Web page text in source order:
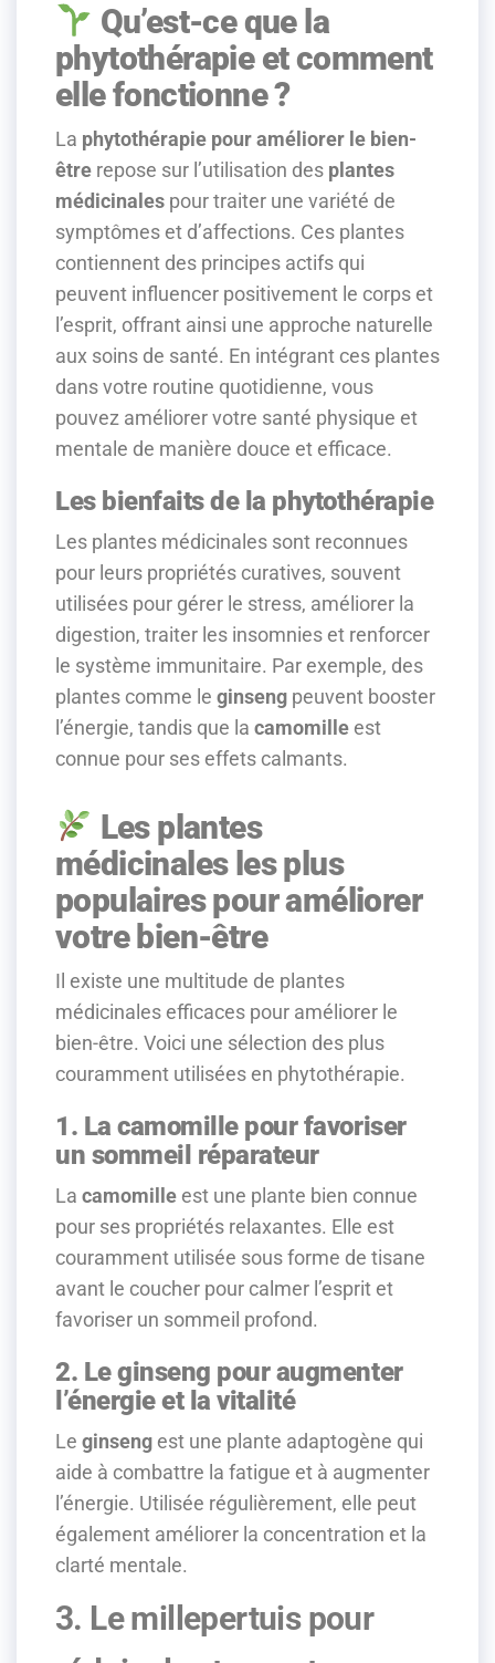
Qu’est-ce que la
phytothérapie et comment
elle fonctionne ?
La phytothérapie pour améliorer le bien-
être repose sur l’utilisation des plantes
médicinales pour traiter une variété de
symptômes et d’affections. Ces plantes
contiennent des principes actifs qui
peuvent influencer positivement le corps et
l’esprit, offrant ainsi une approche naturelle
aux soins de santé. En intégrant ces plantes
dans votre routine quotidienne, vous
pouvez améliorer votre santé physique et
mentale de manière douce et efficace.
Les bienfaits de la phytothérapie
Les plantes médicinales sont reconnues
pour leurs propriétés curatives, souvent
utilisées pour gérer le stress, améliorer la
digestion, traiter les insomnies et renforcer
le système immunitaire. Par exemple, des
plantes comme le ginseng peuvent booster
l’énergie, tandis que la camomille est
connue pour ses effets calmants.
Les plantes
médicinales les plus
populaires pour améliorer
votre bien-être
Il existe une multitude de plantes
médicinales efficaces pour améliorer le
bien-être. Voici une sélection des plus
couramment utilisées en phytothérapie.
1. La camomille pour favoriser
un sommeil réparateur
La camomille est une plante bien connue
pour ses propriétés relaxantes. Elle est
couramment utilisée sous forme de tisane
avant le coucher pour calmer l’esprit et
favoriser un sommeil profond.
2. Le ginseng pour augmenter
l’énergie et la vitalité
Le ginseng est une plante adaptogène qui
aide à combattre la fatigue et à augmenter
l’énergie. Utilisée régulièrement, elle peut
également améliorer la concentration et la
clarté mentale.
3. Le millepertuis pour